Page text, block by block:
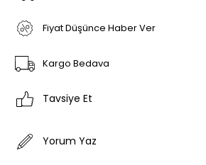
Fiyat Düşünce Haber Ver
Kargo Bedava
Tavsiye Et
Yorum Yaz